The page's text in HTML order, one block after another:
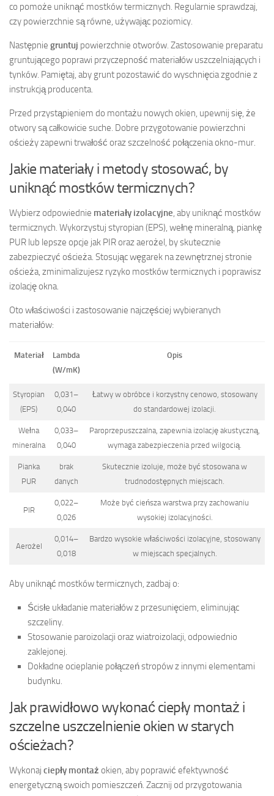
co pomoże uniknąć mostków termicznych. Regularnie sprawdzaj,
czy powierzchnie są równe, używając poziomicy.
Następnie gruntuj powierzchnie otworów. Zastosowanie preparatu
gruntującego poprawi przyczepność materiałów uszczelniających i
tynków. Pamiętaj, aby grunt pozostawić do wyschnięcia zgodnie z
instrukcją producenta.
Przed przystąpieniem do montażu nowych okien, upewnij się, że
otwory są całkowicie suche. Dobre przygotowanie powierzchni
ościeży zapewni trwałość oraz szczelność połączenia okno-mur.
Jakie materiały i metody stosować, by
uniknąć mostków termicznych?
Wybierz odpowiednie materiały izolacyjne , aby uniknąć mostków
termicznych. Wykorzystuj styropian (EPS), wełnę mineralną, piankę
PUR lub lepsze opcje jak PIR oraz aerożel, by skutecznie
zabezpieczyć ościeża. Stosując węgarek na zewnętrznej stronie
ościeża, zminimalizujesz ryzyko mostków termicznych i poprawisz
izolację okna.
Oto właściwości i zastosowanie najczęściej wybieranych
materiałów:
Materiał
Lambda
(W/mK)
Opis
Styropian
(EPS)
0,031–
0,040
Łatwy w obróbce i korzystny cenowo, stosowany
do standardowej izolacji.
Wełna
mineralna
0,033–
0,040
Paroprzepuszczalna, zapewnia izolację akustyczną,
wymaga zabezpieczenia przed wilgocią.
Pianka
PUR
brak
danych
Skutecznie izoluje, może być stosowana w
trudnodostępnych miejscach.
PIR
0,022–
0,026
Może być cieńsza warstwa przy zachowaniu
wysokiej izolacyjności.
Aerożel
0,014–
0,018
Bardzo wysokie właściwości izolacyjne, stosowany
w miejscach specjalnych.
Aby uniknąć mostków termicznych, zadbaj o:
Ścisłe układanie materiałów z przesunięciem, eliminując
szczeliny.
Stosowanie paroizolacji oraz wiatroizolacji, odpowiednio
zaklejonej.
Dokładne ocieplanie połączeń stropów z innymi elementami
budynku.
Jak prawidłowo wykonać ciepły montaż i
szczelne uszczelnienie okien w starych
ościeżach?
Wykonaj ciepły montaż okien, aby poprawić efektywność
energetyczną swoich pomieszczeń. Zacznij od przygotowania